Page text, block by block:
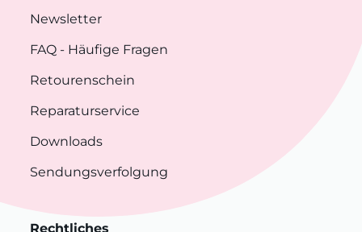
Newsletter
FAQ - Häufige Fragen
Retourenschein
Reparaturservice
Downloads
Sendungsverfolgung
Rechtliches